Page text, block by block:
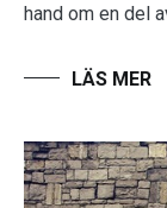
hand om en del